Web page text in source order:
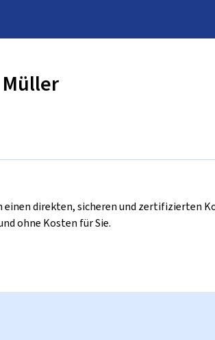
direkten, sicheren und zertifizierten
ohne Kosten für Sie.